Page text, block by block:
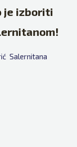
je izboriti
Salernitana